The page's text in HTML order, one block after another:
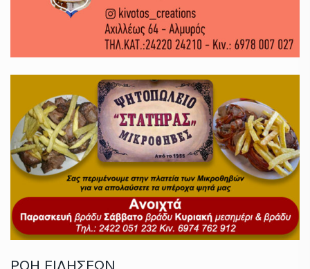
ΡΟΗ ΕΙΔΗΣΕΩΝ